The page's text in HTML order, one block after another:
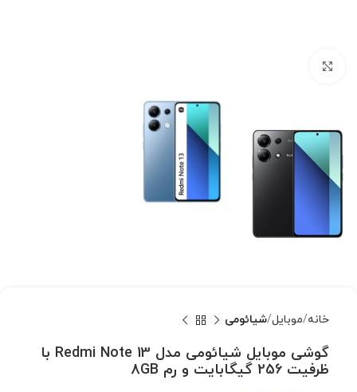
خانه موبایل شیائومی
گوشی موبایل شیائومی مدل Redmi Note 13 با
ظرفیت 256 گیگابایت و رم 8GB